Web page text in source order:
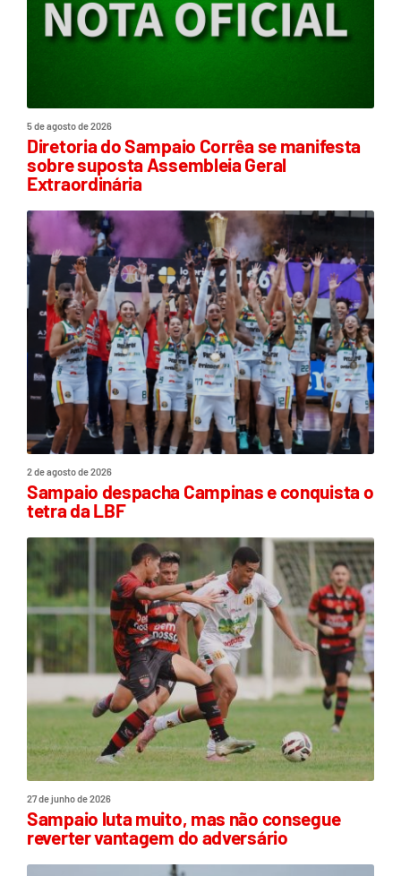
5 de agosto de 2026
Diretoria do Sampaio Corrêa se manifesta
sobre suposta Assembleia Geral
Extraordinária
2 de agosto de 2026
Sampaio despacha Campinas e conquista o
tetra da LBF
27 de junho de 2026
Sampaio luta muito, mas não consegue
reverter vantagem do adversário